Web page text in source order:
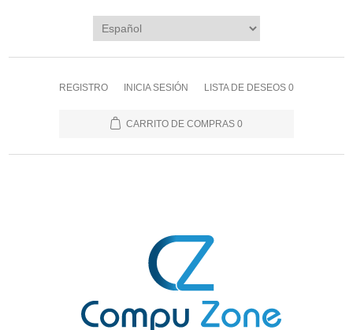
REGISTRO INICIA SESIÓN LISTA DE DESEOS 0
CARRITO DE COMPRAS 0